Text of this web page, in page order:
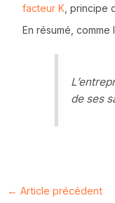
facteur K, principe
En résumé, comme
de ses
← Article précédent